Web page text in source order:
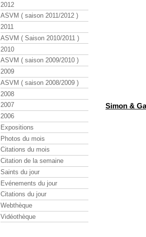
Simon &
2012
ASVM ( saison 2011/2012 )
2011
ASVM ( Saison 2010/2011 )
2010
ASVM ( saison 2009/2010 )
2009
ASVM ( saison 2008/2009 )
2008
2007
2006
Expositions
Photos du mois
Citations du mois
Citation de la semaine
Saints du jour
Evénements du jour
Citations du jour
Webthèque
Vidéothèque